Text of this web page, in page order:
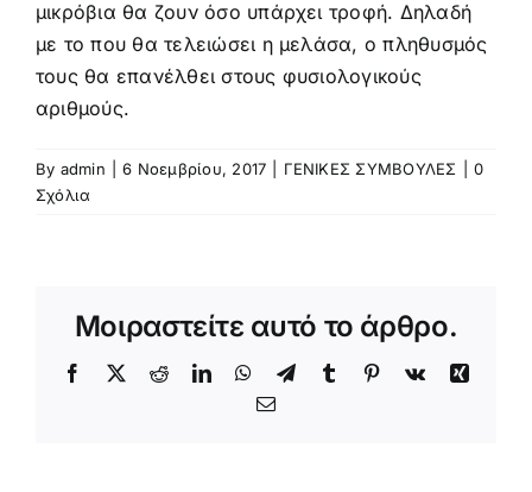
μικρόβια θα ζουν όσο υπάρχει τροφή. Δηλαδή
με το που θα τελειώσει η μελάσα, ο πληθυσμός
τους θα επανέλθει στους φυσιολογικούς
αριθμούς.
By admin 6 Νοεμβρίου, 2017 ΓΕΝΙΚΕΣ ΣΥΜΒΟΥΛΕΣ
0
Σχόλια
Μοιραστείτε αυτό το άρθρο.
Facebook
X RedditLinkedInWhatsApp
TelegramTumblr Pinterest
Vk
Xing
Email